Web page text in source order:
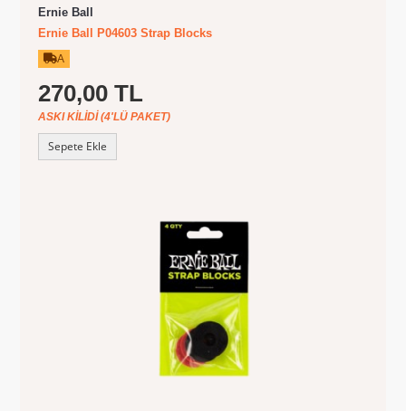
Ernie Ball
Ernie Ball P04603 Strap Blocks
A
270,00 TL
ASKI KILIDI (4'LÜ PAKET)
Sepete Ekle